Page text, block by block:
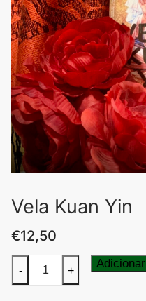
Vela Kuan Yin
€12,50
Quantidade
de
- + Adicionar